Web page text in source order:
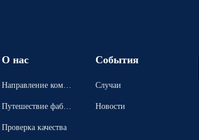
О нас
Направление компа
Путешествие фабри
Проверка качества
События
Случаи
Новости